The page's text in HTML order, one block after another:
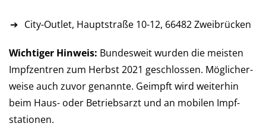
City-Outlet, Hauptstraße 10-12, 66482 Zweibrücken
Wichtiger Hinweis: Bundesweit wurden die meisten
Impf­zen­tren zum Herbst 2021 ge­schlos­sen. Mög­licher­
weise auch zu­vor ge­nannte. Ge­impft wird weiter­hin
beim Haus- oder Betriebs­arzt und an mobilen Impf­
stationen.